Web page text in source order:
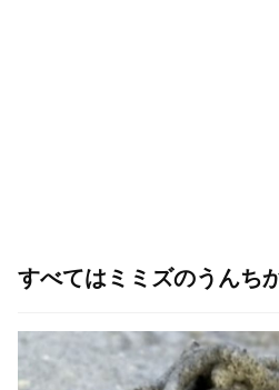
すべてはミミズのうんち